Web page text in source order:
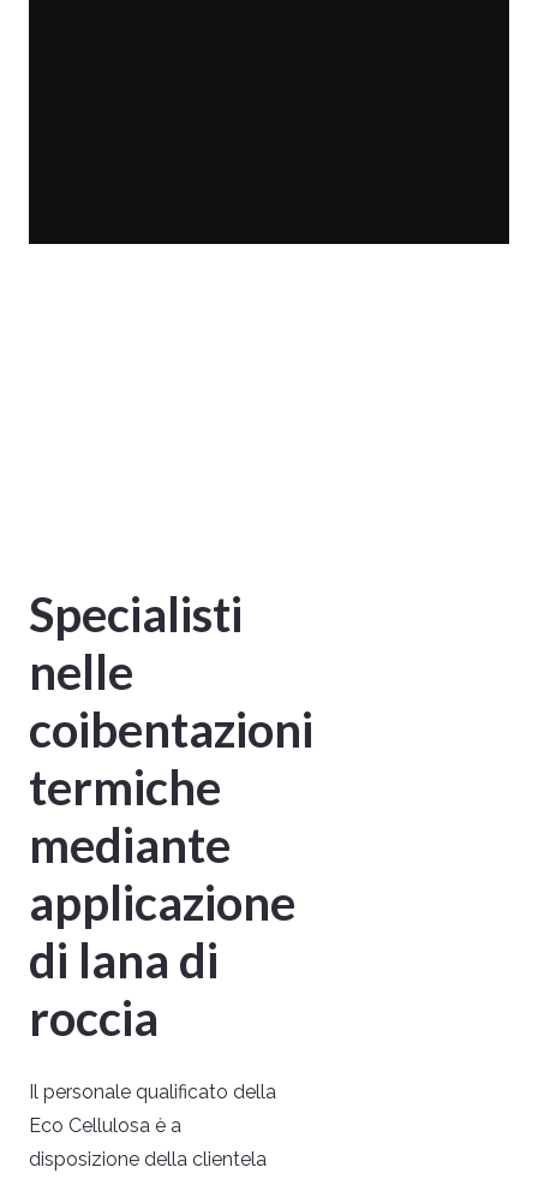
Specialisti
nelle
coibentazioni
termiche
mediante
applicazione
di lana di
roccia
Il personale qualificato della
Eco Cellulosa è a
disposizione della clientela